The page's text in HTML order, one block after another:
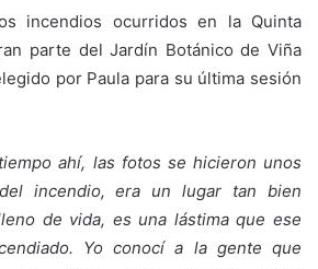
incendios ocurridos en la Quinta
parte del Jardín Botánico de Viña
por Paula para su última sesión
ahí, las fotos se hicieron unos
incendio, era un lugar tan bien
de vida, es una lástima que ese
Yo conocí a la gente que